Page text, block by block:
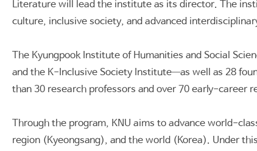
Literature will lead the institute as its director. The
culture, inclusive society, and advanced
The Kyungpook Institute of Humanities and Social
and the K-Inclusive Society Institute—as well as 28
than 30 research professors and over 70 early-career
Through the program, KNU aims to advance world-
region (Kyeongsang), and the world (Korea). Under